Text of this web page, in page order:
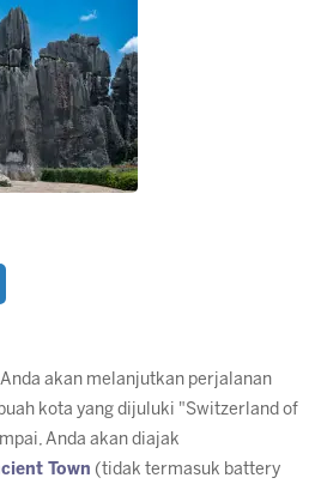
akan melanjutkan perjalanan
kota yang dijuluki "Switzerland of
Anda akan diajak
Town (tidak termasuk battery